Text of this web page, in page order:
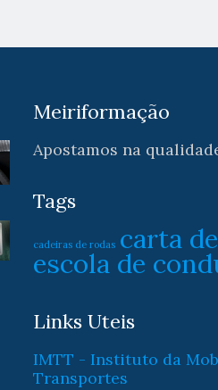
Meiriformação
Apostamos na
Tags
cadeiras de rodas carta
escola de
Links Uteis
IMTT - Instituto da
Transportes